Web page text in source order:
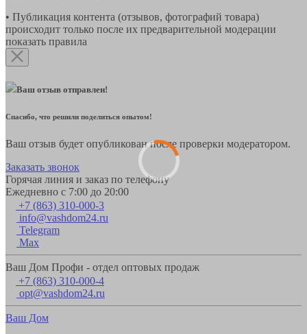
• Публикация контента (отзывов, фотографий товара)
происходит только после их предварительной модерации
показать правила
Ваш отзыв отправлен!
Спасибо, что решили поделиться опытом!
Ваш отзыв будет опубликован после проверки модератором.
Заказать звонок
Горячая линия и заказ по телефону
Ежедневно с 7:00 до 20:00
+7 (863) 310-000-3
info@vashdom24.ru
Telegram
Max
Ваш Дом Профи - отдел оптовых продаж
+7 (863) 310-000-4
opt@vashdom24.ru
Ваш Дом